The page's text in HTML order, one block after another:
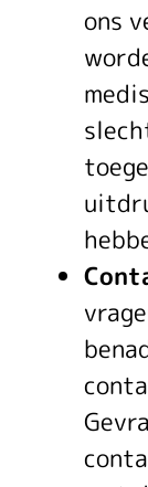
ons